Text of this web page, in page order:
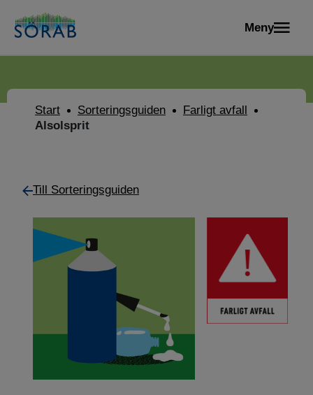
Meny
Start Sorteringsguiden
Farligt avfall
Alsolsprit
Till Sorteringsguiden